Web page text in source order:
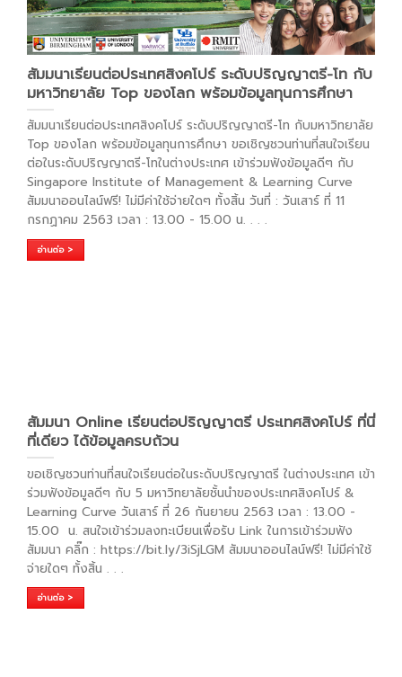
สัมมนาเรียนต่อประเทศสิงคโปร์ ระดับปริญญาตรี-โท กับ
มหาวิทยาลัย Top ของโลก พร้อมข้อมูลทุนการศึกษา
สัมมนาเรียนต่อประเทศสิงคโปร์ ระดับปริญญาตรี-โท กับมหาวิทยาลัย
Top ของโลก พร้อมข้อมูลทุนการศึกษา ขอเชิญชวนท่านที่สนใจเรียน
ต่อในระดับปริญญาตรี-โทในต่างประเทศ เข้าร่วมฟังข้อมูลดีๆ กับ
Singapore Institute of Management & Learning Curve
สัมมนาออนไลน์ฟรี! ไม่มีค่าใช้จ่ายใดๆ ทั้งสิ้น วันที่ : วันเสาร์ ที่ 11
กรกฏาคม 2563 เวลา : 13.00 - 15.00 น. . . .
อ่านต่อ >
สัมมนา Online เรียนต่อปริญญาตรี ประเทศสิงคโปร์ ที่นี่
ที่เดียว ได้ข้อมูลครบถ้วน
ขอเชิญชวนท่านที่สนใจเรียนต่อในระดับปริญญาตรี ในต่างประเทศ เข้า
ร่วมฟังข้อมูลดีๆ กับ 5 มหาวิทยาลัยชั้นนำของประเทศสิงคโปร์ &
Learning Curve วันเสาร์ ที่ 26 กันยายน 2563 เวลา : 13.00 -
15.00 น. สนใจเข้าร่วมลงทะเบียนเพื่อรับ Link ในการเข้าร่วมฟัง
สัมมนา คลิ๊ก : https://bit.ly/3iSjLGM สัมมนาออนไลน์ฟรี! ไม่มีค่าใช้
จ่ายใดๆ ทั้งสิ้น . . .
อ่านต่อ >